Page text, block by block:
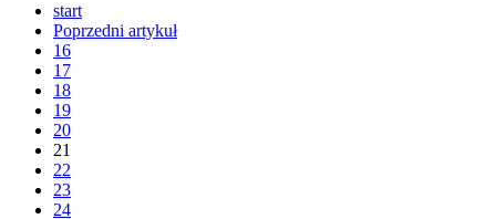
start
Poprzedni artykuł
16
17
18
19
20
21
22
23
24